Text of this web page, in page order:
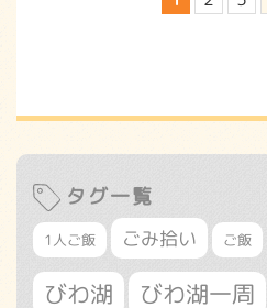
タグ一覧
1人ご飯 ごみ拾い ご飯
びわ湖 びわ湖一周